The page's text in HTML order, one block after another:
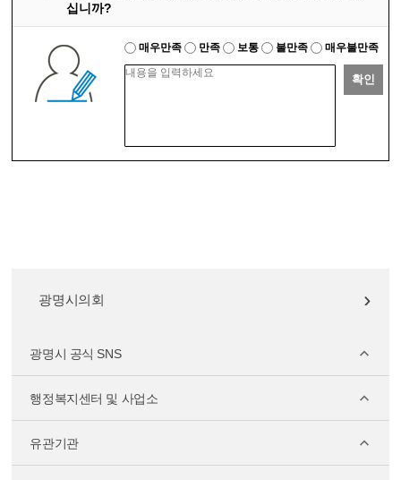
십니까?
매우만족 만족 보통 불만족 매우불만족
확인
광명시의회
광명시 공식 SNS
행정복지센터 및 사업소
유관기관